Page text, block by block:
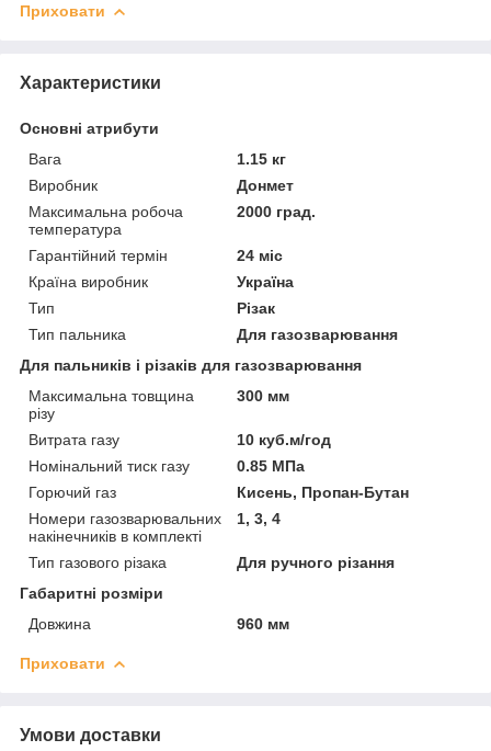
Приховати
Характеристики
Основні атрибути
Вага
1.15 кг
Виробник
Донмет
Максимальна робоча
температура
2000 град.
Гарантійний термін
24 міс
Країна виробник
Україна
Тип
Різак
Тип пальника
Для газозварювання
Для пальників і різаків для газозварювання
Максимальна товщина
різу
300 мм
Витрата газу
10 куб.м/год
Номінальний тиск газу
0.85 МПа
Горючий газ
Кисень, Пропан-Бутан
Номери газозварювальних
накінечників в комплекті
1, 3, 4
Тип газового різака
Для ручного різання
Габаритні розміри
Довжина
960 мм
Приховати
Умови доставки